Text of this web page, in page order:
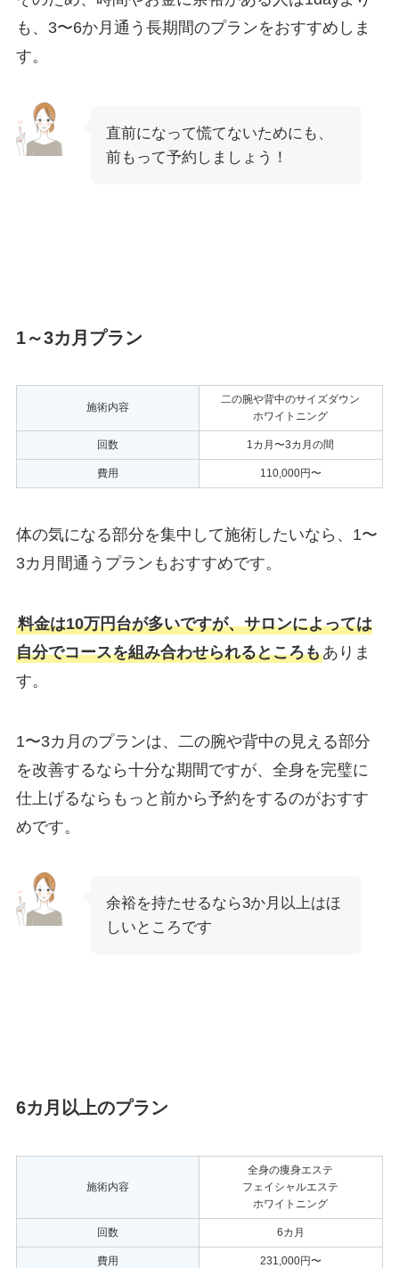
も、3〜6か月通う長期間のプランをおすすめしま
す。
直前になって慌てないためにも、
前もって予約しましょう！
1～3カ月プラン
施術内容
二の腕や背中のサイズダウン
ホワイトニング
回数 1カ月〜3カ月の間
費用 110,000円〜
体の気になる部分を集中して施術したいなら、1〜
3カ月間通うプランもおすすめです。
料金は10万円台が多いですが、サロンによっては
自分でコースを組み合わせられるところもありま
す。
1〜3カ月のプランは、二の腕や背中の見える部分
を改善するなら十分な期間ですが、全身を完璧に
仕上げるならもっと前から予約をするのがおすす
めです。
余裕を持たせるなら3か月以上はほ
しいところです
6カ月以上のプラン
施術内容
全身の痩身エステ
フェイシャルエステ
ホワイトニング
回数 6カ月
費用 231,000円〜